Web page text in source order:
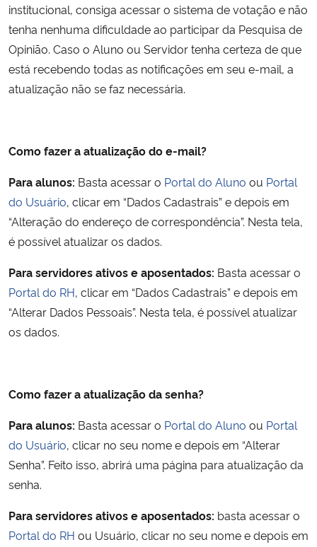
Gabinete de Segurança Institucional
Advocacia-Geral da União
Banco Central do Brasil
institucional, consiga acessar o sistema de votação e não
tenha nenhuma dificuldade ao participar da Pesquisa de
Opinião. Caso o Aluno ou Servidor tenha certeza de que
está recebendo todas as notificações em seu e-mail, a
atualização não se faz necessária.
Como fazer a atualização do e-mail?
Para alunos: Basta acessar o Portal do Aluno ou Portal
do Usuário, clicar em “Dados Cadastrais” e depois em
“Alteração do endereço de correspondência”. Nesta tela,
é possível atualizar os dados.
Para servidores ativos e aposentados: Basta acessar o
Portal do RH, clicar em “Dados Cadastrais” e depois em
“Alterar Dados Pessoais”. Nesta tela, é possível atualizar
os dados.
Como fazer a atualização da senha?
Para alunos: Basta acessar o Portal do Aluno ou Portal
do Usuário, clicar no seu nome e depois em “Alterar
Senha”. Feito isso, abrirá uma página para atualização da
senha.
Para servidores ativos e aposentados: basta acessar o
Portal do RH ou Usuário, clicar no seu nome e depois em